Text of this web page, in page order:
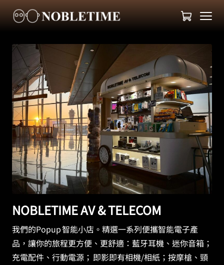
NOBLETIME AV & TELECOM
我們的Popup智能小店。 精選一系列便攜智能電子產
品，讓你的旅程更方便、更舒適：藍牙耳機、迷你音箱；
充電配件、行動電源； 即影即有相機/相紙；按摩槍、頸